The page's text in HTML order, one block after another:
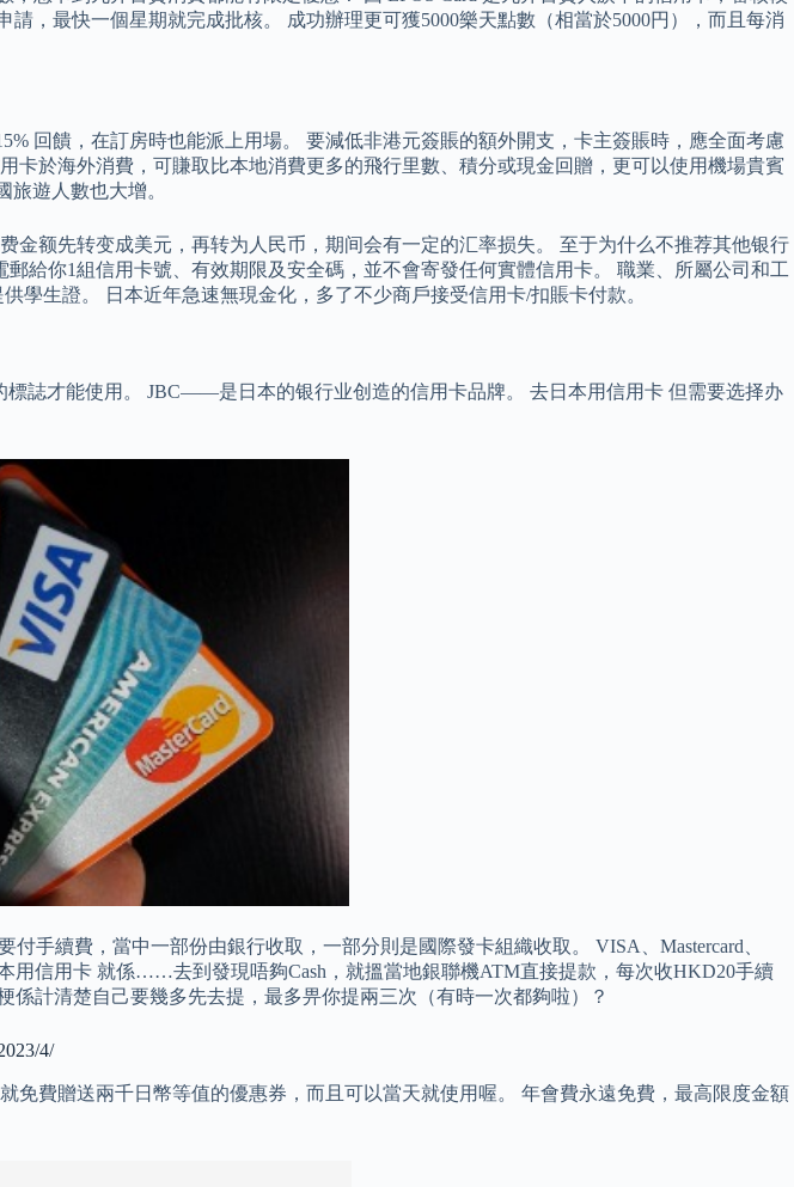
，最快一個星期就完成批核。 成功辦理更可獲5000樂天點數（相當於5000円），而且每消
回饋，在訂房時也能派上用場。 要減低非港元簽賬的額外開支，卡主簽賬時，應全面考慮
於海外消費，可賺取比本地消費更多的飛行里數、積分或現金回贈，更可以使用機場貴賓
遊人數也大增。
额先转变成美元，再转为人民币，期间会有一定的汇率损失。 至于为什么不推荐其他银行
給你1組信用卡號、有效期限及安全碼，並不會寄發任何實體信用卡。 職業、所屬公司和工
生證。 日本近年急速無現金化，多了不少商戶接受信用卡/扣賬卡付款。
標誌才能使用。 JBC——是日本的银行业创造的信用卡品牌。 去日本用信用卡 但需要选择办
手續費，當中一部份由銀行收取，一部分則是國際發卡組織收取。 VISA、Mastercard、
用信用卡 就係……去到發現唔夠Cash，就搵當地銀聯機ATM直接提款，每次收HKD20手續
計清楚自己要幾多先去提，最多畀你提兩三次（有時一次都夠啦）？
4/
費贈送兩千日幣等值的優惠券，而且可以當天就使用喔。 年會費永遠免費，最高限度金額